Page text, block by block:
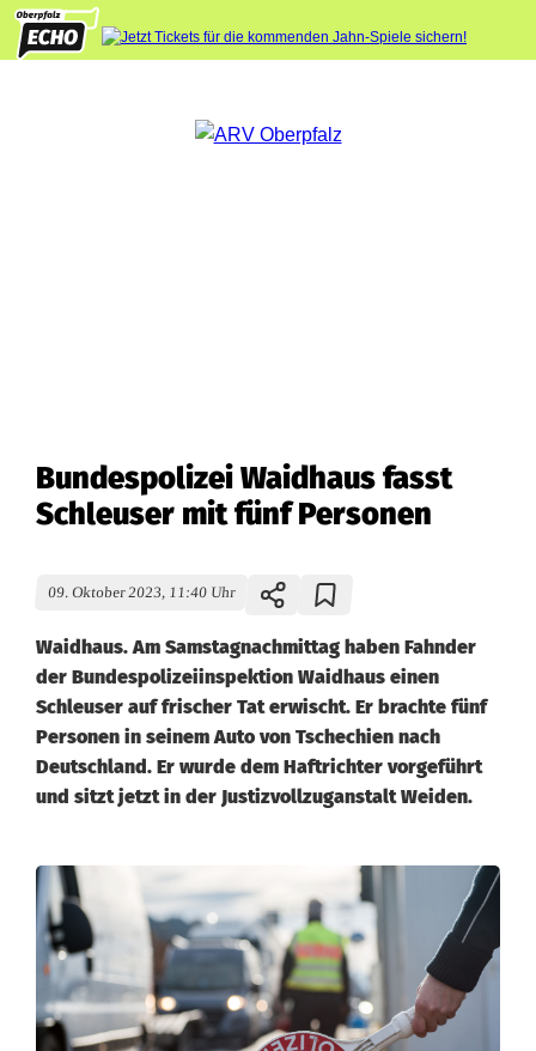
Bundespolizei Waidhaus fasst
Schleuser mit fünf Personen
09. Oktober 2023, 11:40 Uhr
Waidhaus. Am Samstagnachmittag haben Fahnder
der Bundespolizeiinspektion Waidhaus einen
Schleuser auf frischer Tat erwischt. Er brachte fünf
Personen in seinem Auto von Tschechien nach
Deutschland. Er wurde dem Haftrichter vorgeführt
und sitzt jetzt in der Justizvollzuganstalt Weiden.
B
u
n
d